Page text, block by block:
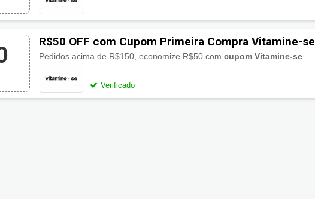
R$50 OFF com Cupom Primeira Compra Vitamine-se
Pedidos acima de R$150, economize R$50 comcupom Vitamine-se
Verificado